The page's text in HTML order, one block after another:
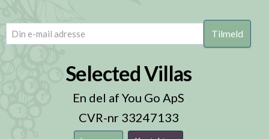
(Påkrævet)
Selected Villas
En del af You Go ApS
CVR-nr 33247133